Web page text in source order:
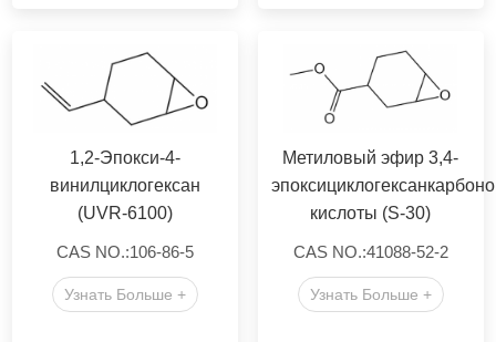
1,2-Эпокси-4-
винилциклогексан
(UVR-6100)
CAS NO.:106-86-5
Узнать Больше +
Метиловый эфир 3,4-
кислоты (S-30)
CAS NO.:41088-52-2
Узнать Больше +